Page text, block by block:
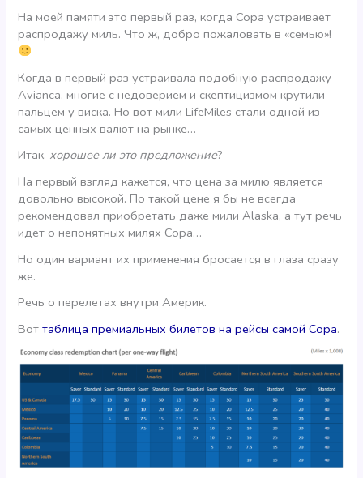
На моей памяти это первый раз, когда Copa устраивает
распродажу миль. Что ж, добро пожаловать в «семью»!
Когда в первый раз устраивала подобную распродажу
Avianca, многие с недоверием и скептицизмом крутили
пальцем у виска. Но вот мили LifeMiles стали одной из
самых ценных валют на рынке…
Итак, хорошее ли это предложение?
На первый взгляд кажется, что цена за милю является
довольно высокой. По такой цене я бы не всегда
рекомендовал приобретать даже мили Alaska, а тут речь
идет о непонятных милях Copa…
Но один вариант их применения бросается в глаза сразу
же.
Речь о перелетах внутри Америк.
Воттаблица премиальных билетов на рейсы самой Copa.